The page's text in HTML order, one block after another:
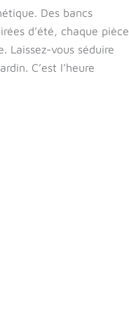
Des bancs
d’été, chaque pièce
Laissez-vous séduire
C’est l’heure